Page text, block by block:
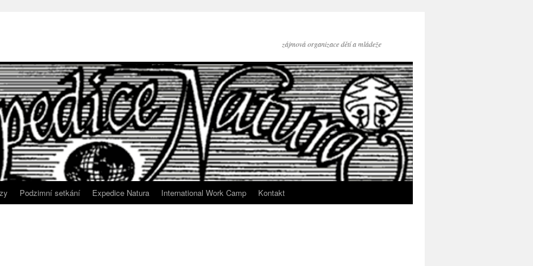
zájmová organizace dětí a mládeže
Podzimní setkání Expedice Natura International Work Camp Kontakt